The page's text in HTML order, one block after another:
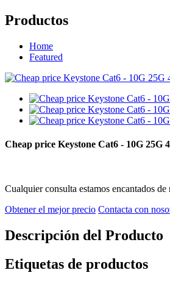
Productos
Home
Featured
Cheap price Keystone Cat6 - 10G
Cualquier consulta estamos encantados
Obtener el mejor precio Contacta con
Descripción del Producto
Etiquetas de productos